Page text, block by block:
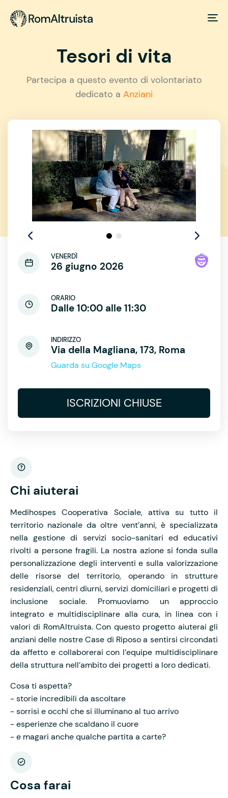
Tesori di vita
Partecipa a questo evento di volontariato
dedicato a Anziani
VENERDÌ
26 giugno 2026
ORARIO
Dalle 10:00 alle 11:30
INDIRIZZO
Via della Magliana, 173, Roma
Guarda su Google Maps
ISCRIZIONI CHIUSE
Chi aiuterai
Medihospes Cooperativa Sociale, attiva su tutto il
territorio nazionale da oltre vent’anni, è specializzata
nella gestione di servizi socio-sanitari ed educativi
rivolti a persone fragili. La nostra azione si fonda sulla
personalizzazione degli interventi e sulla valorizzazione
delle risorse del territorio, operando in strutture
residenziali, centri diurni, servizi domiciliari e progetti di
inclusione sociale. Promuoviamo un approccio
integrato e multidisciplinare alla cura, in linea con i
valori di RomAltruista. Con questo progetto aiuterai gli
anziani delle nostre Case di Riposo a sentirsi circondati
da affetto e collaborerai con l’equipe multidisciplinare
della struttura nell’ambito dei progetti a loro dedicati.
Cosa ti aspetta?
- storie incredibili da ascoltare
- sorrisi e occhi che si illuminano al tuo arrivo
- esperienze che scaldano il cuore
- e magari anche qualche partita a carte?
Cosa farai